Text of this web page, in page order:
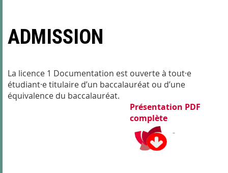
ADMISSION
La licence 1 Documentation est ouverte à tout·e
étudiant·e titulaire d’un baccalauréat ou d’une
équivalence du baccalauréat.
Présentation PDF
complète